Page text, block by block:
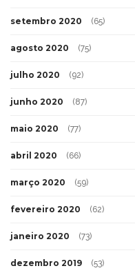
setembro 2020 (65)
agosto 2020 (75)
julho 2020 (92)
junho 2020 (87)
maio 2020 (77)
abril 2020 (66)
março 2020 (59)
fevereiro 2020 (62)
janeiro 2020 (73)
dezembro 2019 (53)